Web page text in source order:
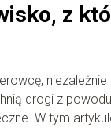
z
drogi z
W tym